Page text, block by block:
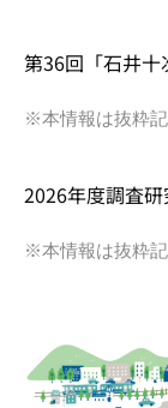
第36回「石井十
※本情報は抜粋
2026年度調査
※本情報は抜粋